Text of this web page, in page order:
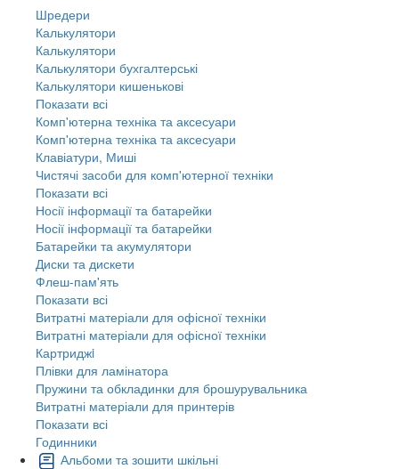
Шредери
Калькулятори
Калькулятори
Калькулятори бухгалтерські
Калькулятори кишенькові
Показати всі
Комп'ютерна техніка та аксесуари
Комп'ютерна техніка та аксесуари
Клавіатури, Миші
Чистячі засоби для комп'ютерної техніки
Показати всі
Носії інформації та батарейки
Носії інформації та батарейки
Батарейки та акумулятори
Диски та дискети
Флеш-пам'ять
Показати всі
Витратні матеріали для офісної техніки
Витратні матеріали для офісної техніки
Картриджi
Плівки для ламінатора
Пружини та обкладинки для брошурувальника
Витратні матеріали для принтерів
Показати всі
Годинники
Альбоми та зошити шкільні